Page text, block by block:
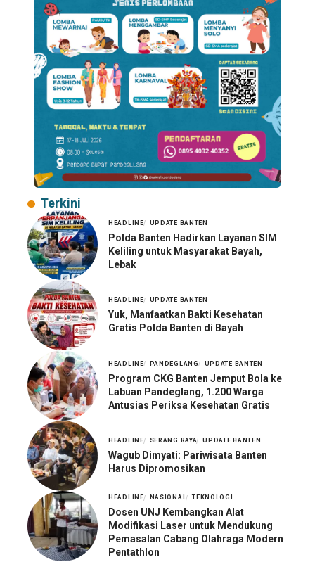
Terkini
HEADLINE UPDATE BANTEN
Polda Banten Hadirkan Layanan SIM
Keliling untuk Masyarakat Bayah,
Lebak
HEADLINE UPDATE BANTEN
Yuk, Manfaatkan Bakti Kesehatan
Gratis Polda Banten di Bayah
HEADLINE PANDEGLANG UPDATE BANTEN
Program CKG Banten Jemput Bola ke
Labuan Pandeglang, 1.200 Warga
Antusias Periksa Kesehatan Gratis
HEADLINE SERANG RAYA UPDATE BANTEN
Wagub Dimyati: Pariwisata Banten
Harus Dipromosikan
HEADLINE NASIONAL TEKNOLOGI
Dosen UNJ Kembangkan Alat
Modifikasi Laser untuk Mendukung
Pemasalan Cabang Olahraga Modern
Pentathlon